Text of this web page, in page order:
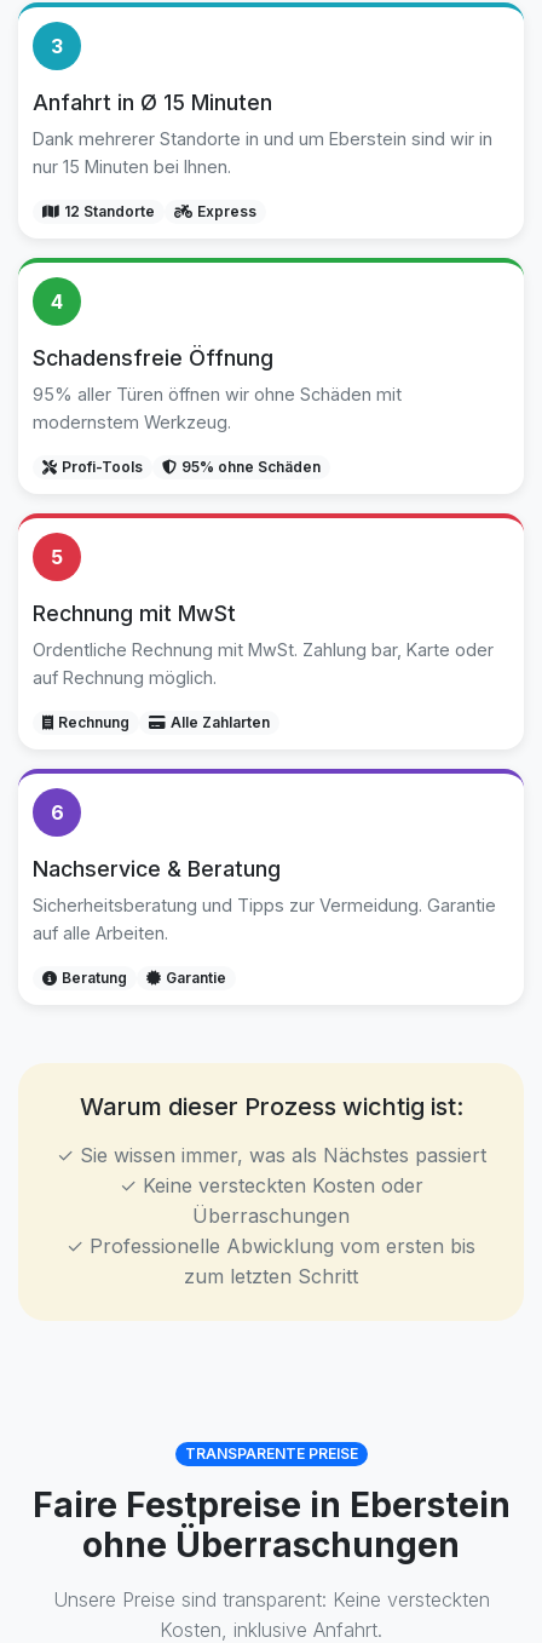
3
Anfahrt in Ø 15 Minuten
Dank mehrerer Standorte in und um Eberstein sind wir in
nur 15 Minuten bei Ihnen.
12 Standorte Express
4
Schadensfreie Öffnung
95% aller Türen öffnen wir ohne Schäden mit
modernstem Werkzeug.
Profi-Tools 95% ohne Schäden
5
Rechnung mit MwSt
Ordentliche Rechnung mit MwSt. Zahlung bar, Karte oder
auf Rechnung möglich.
Rechnung Alle Zahlarten
6
Nachservice & Beratung
Sicherheitsberatung und Tipps zur Vermeidung. Garantie
auf alle Arbeiten.
Beratung Garantie
Warum dieser Prozess wichtig ist:
✓ Sie wissen immer, was als Nächstes passiert
✓ Keine versteckten Kosten oder
Überraschungen
✓ Professionelle Abwicklung vom ersten bis
zum letzten Schritt
TRANSPARENTE PREISE
Faire Festpreise in Eberstein
ohne Überraschungen
Unsere Preise sind transparent: Keine versteckten
Kosten, inklusive Anfahrt.